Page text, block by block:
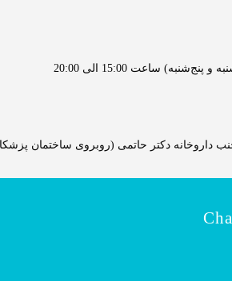
ساعت 15:00 الی 20:00
داروخانه دکتر حاتمی (روبروی ساختمان پزشکان